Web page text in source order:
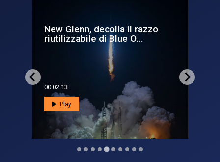
New Glenn, decolla il razzo
riutilizzabile di Blue O...
00:02:13
Play